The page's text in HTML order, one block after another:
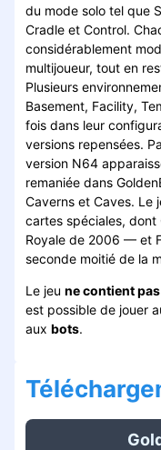
du mode solo tel que
Cradle et Control.
considérablement
multijoueur, tout en
Plusieurs
Basement, Facility,
fois dans leur
versions repensées.
version N64
remaniée dans
Caverns et Caves. Le
cartes spéciales,
Royale de 2006 — et
seconde moitié de la
Le jeu ne contient
est possible de jouer
aux bots.